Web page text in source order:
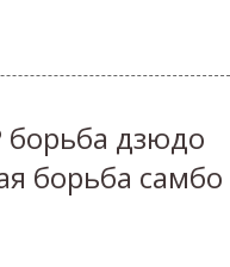
борьба дзюдо
борьба самбо